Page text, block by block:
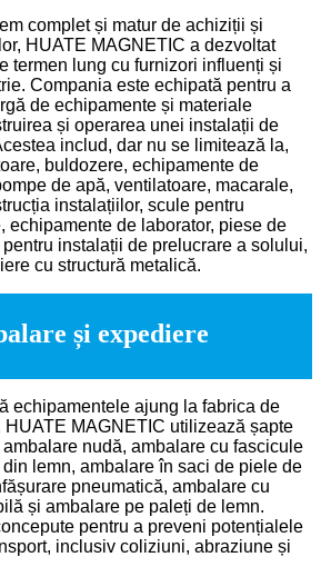
complet și matur de achiziții și
HUATE MAGNETIC a dezvoltat
termen lung cu furnizori influenți și
Compania este echipată pentru a
de echipamente și materiale
și operarea unei instalații de
includ, dar nu se limitează la,
buldozere, echipamente de
de apă, ventilatoare, macarale,
instalațiilor, scule pentru
echipamente de laborator, piese de
instalații de prelucrare a solului,
cu structură metalică.
și expediere
echipamentele ajung la fabrica de
MAGNETIC utilizează șapte
nudă, ambalare cu fascicule
lemn, ambalare în saci de piele de
pneumatică, ambalare cu
și ambalare pe paleți de lemn.
pentru a preveni potențialele
inclusiv coliziuni, abraziune și